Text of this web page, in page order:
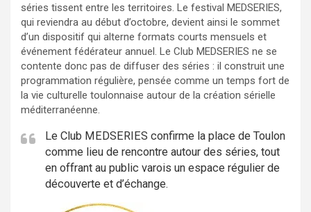
séries tissent entre les territoires. Le festival MEDSERIES,
qui reviendra au début d’octobre, devient ainsi le sommet
d’un dispositif qui alterne formats courts mensuels et
événement fédérateur annuel. Le Club MEDSERIES ne se
contente donc pas de diffuser des séries : il construit une
programmation régulière, pensée comme un temps fort de
la vie culturelle toulonnaise autour de la création sérielle
méditerranéenne.
Le Club MEDSERIES confirme la place de Toulon
comme lieu de rencontre autour des séries, tout
en offrant au public varois un espace régulier de
découverte et d’échange.